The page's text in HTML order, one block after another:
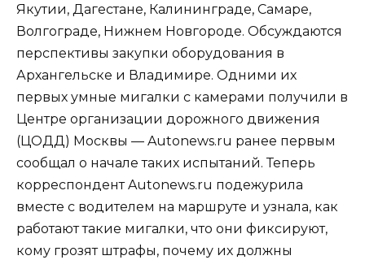
Якутии, Дагестане, Калининграде, Самаре,
Волгограде, Нижнем Новгороде. Обсуждаются
перспективы закупки оборудования в
Архангельске и Владимире. Одними их
первых умные мигалки с камерами получили в
Центре организации дорожного движения
(ЦОДД) Москвы — Autonews.ru ранее первым
сообщал о начале таких испытаний. Теперь
корреспондент Autonews.ru подежурила
вместе с водителем на маршруте и узнала, как
работают такие мигалки, что они фиксируют,
кому грозят штрафы, почему их должны